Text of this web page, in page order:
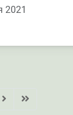
2021